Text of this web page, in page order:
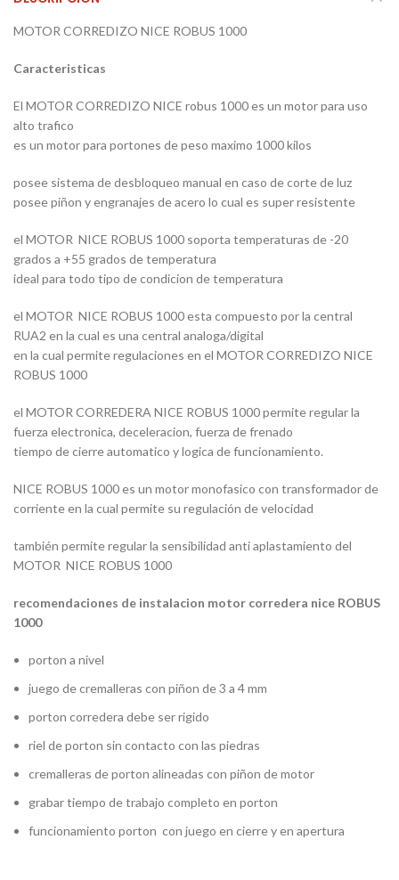
MOTOR CORREDIZO NICE ROBUS 1000
Caracteristicas
El MOTOR CORREDIZO NICE robus 1000 es un motor para uso
alto trafico
es un motor para portones de peso maximo 1000 kilos
posee sistema de desbloqueo manual en caso de corte de luz
posee piñon y engranajes de acero lo cual es super resistente
el MOTOR NICE ROBUS 1000 soporta temperaturas de -20
grados a +55 grados de temperatura
ideal para todo tipo de condicion de temperatura
el MOTOR NICE ROBUS 1000 esta compuesto por la central
RUA2 en la cual es una central analoga/digital
en la cual permite regulaciones en el MOTOR CORREDIZO NICE
ROBUS 1000
el MOTOR CORREDERA NICE ROBUS 1000 permite regular la
fuerza electronica, deceleracion, fuerza de frenado
tiempo de cierre automatico y logica de funcionamiento.
NICE ROBUS 1000 es un motor monofasico con transformador de
corriente en la cual permite su regulación de velocidad
también permite regular la sensibilidad anti aplastamiento del
MOTOR NICE ROBUS 1000
recomendaciones de instalacion motor corredera nice ROBUS
1000
porton a nivel
juego de cremalleras con piñon de 3 a 4 mm
porton corredera debe ser rigido
riel de porton sin contacto con las piedras
cremalleras de porton alineadas con piñon de motor
grabar tiempo de trabajo completo en porton
funcionamiento porton con juego en cierre y en apertura